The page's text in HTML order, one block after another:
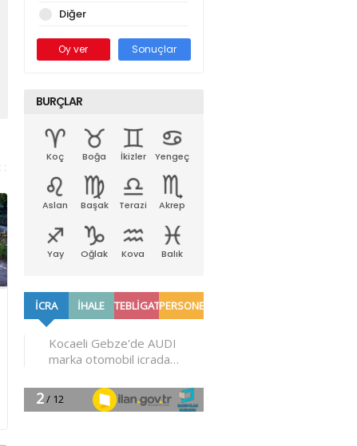
Diğer
Oy ver Sonuçlar
BURÇLAR
Koç Boğa İkizler Yengeç
Aslan Başak Terazi Akrep
Yay Oğlak Kova Balık